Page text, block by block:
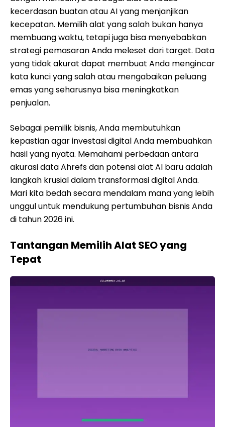
kecerdasan buatan atau AI yang menjanjikan
kecepatan. Memilih alat yang salah bukan hanya
membuang waktu, tetapi juga bisa menyebabkan
strategi pemasaran Anda meleset dari target. Data
yang tidak akurat dapat membuat Anda mengincar
kata kunci yang salah atau mengabaikan peluang
emas yang seharusnya bisa meningkatkan
penjualan.
Sebagai pemilik bisnis, Anda membutuhkan
kepastian agar investasi digital Anda membuahkan
hasil yang nyata. Memahami perbedaan antara
akurasi data Ahrefs dan potensi alat AI baru adalah
langkah krusial dalam transformasi digital Anda.
Mari kita bedah secara mendalam mana yang lebih
unggul untuk mendukung pertumbuhan bisnis Anda
di tahun 2026 ini.
Tantangan Memilih Alat SEO yang
Tepat